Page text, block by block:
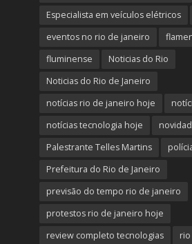
Especialista em veículos elétricos
eventos no rio de janeiro
fluminense
Noticias do Rio
Noticias do Rio de Janeiro
notícias rio de janeiro hoje
notícias tecnologia hoje
Palestrante Telles Martins
Prefeitura do Rio de Janeiro
previsão do tempo rio de janeiro
protestos rio de janeiro hoje
review completo tecnologias
rio